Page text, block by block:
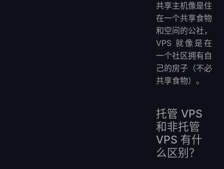
共享主机像是住
在一个共享食物
和空间的公社，
VPS 就像是在
一个社区拥有自
己的房子（不必
共享食物）。
托管 VPS
和非托管
VPS 有什
么区别？